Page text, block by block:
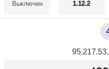
Выключен
1.12.2